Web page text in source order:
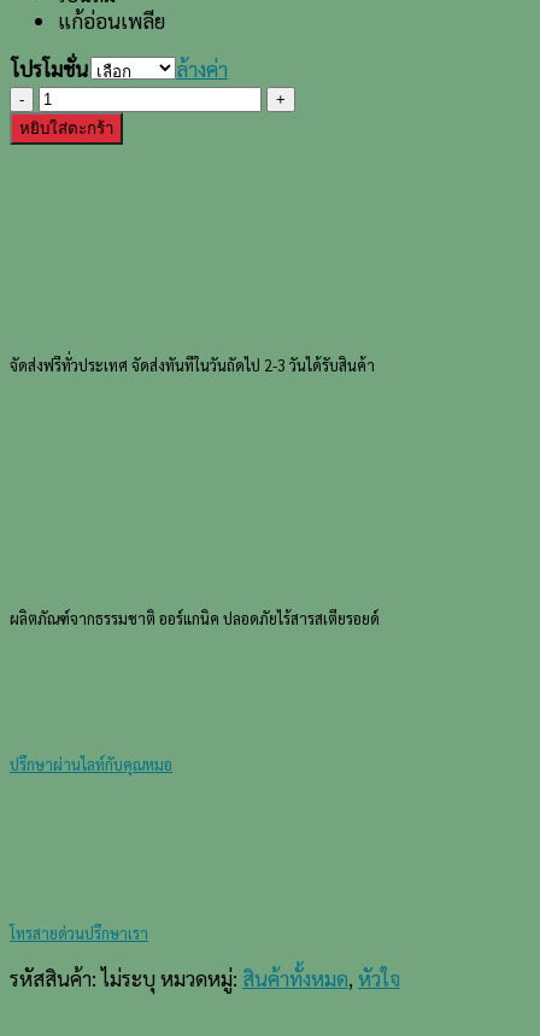
แก้อ่อนเพลีย
โปรโมชั่น
ล้างค่า
จำนวน
บำรุง
หัวใจ
หยิบใส่ตะกร้า
จัดส่งฟรีทั่วประเทศ จัดส่งทันทีในวันถัดไป 2-3 วันได้รับสินค้า
ผลิตภัณฑ์จากธรรมชาติ ออร์แกนิค ปลอดภัยไร้สารสเตียรอยด์
ปรึกษาผ่านไลท์กับคุณหมอ
โทรสายด่วนปรึกษาเรา
รหัสสินค้า:ไม่ระบุ หมวดหมู่: สินค้าทั้งหมด, หัวใจ